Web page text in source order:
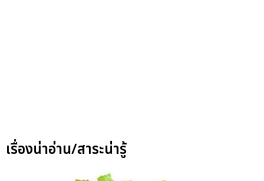
เรื่องน่าอ่าน/สาระน่ารู้